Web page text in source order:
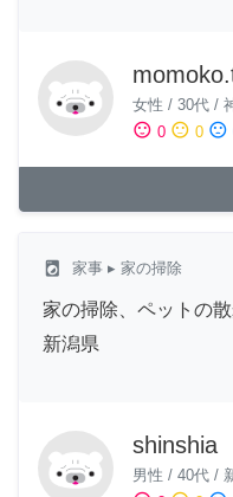
女性 / 30代 /
sentiment_satisfied 0 sentiment_neutral 0 sentiment_dissatisfied
local_laundry_service 家事 ▸ 家の掃除
家の掃除、ペットの
新潟県
shinshia
男性 / 40代 /